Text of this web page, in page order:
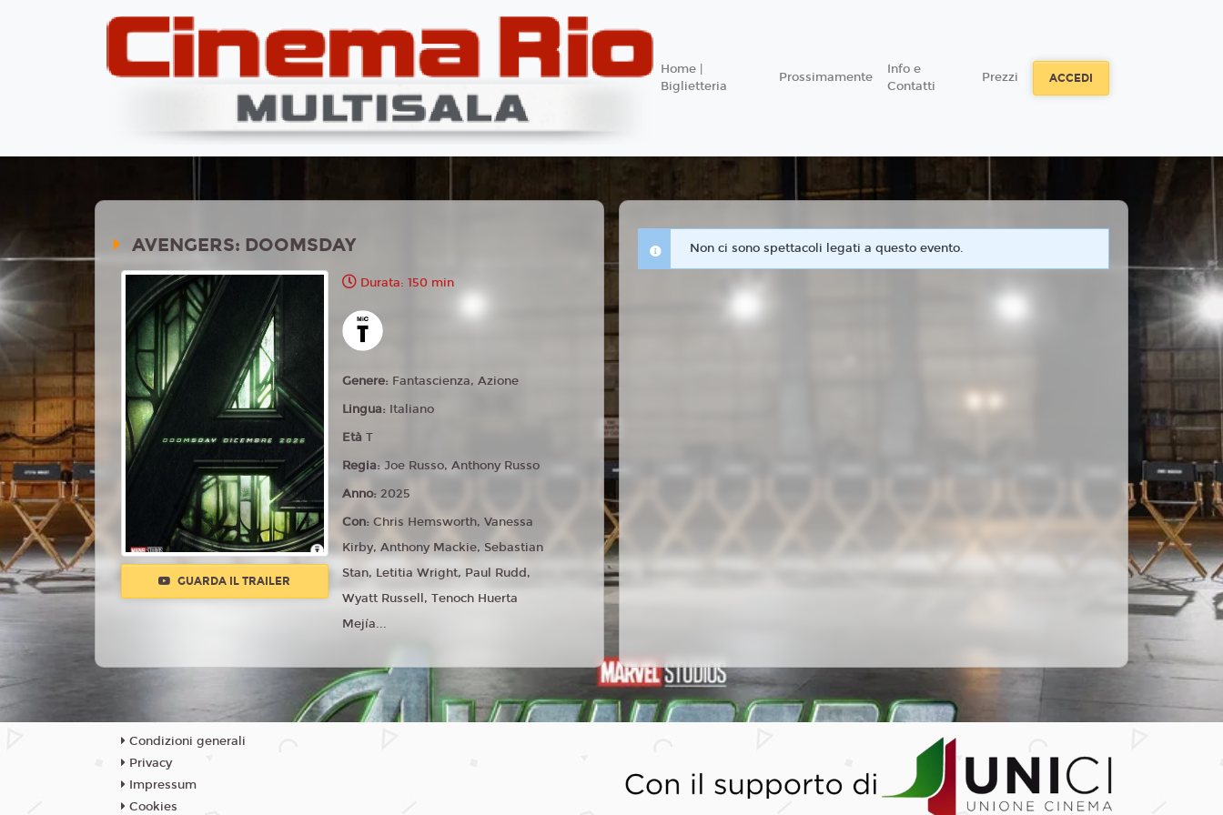
Home |
Biglietteria
Prossimamente
Info e
Contatti
Prezzi ACCEDI
AVENGERS: DOOMSDAY
GUARDA IL TRAILER
Durata: 150 min
Genere: Fantascienza, Azione
Lingua: Italiano
EtàT
Regia: Joe Russo, Anthony Russo
Anno:2025
Con:Chris Hemsworth, Vanessa
Kirby, Anthony Mackie, Sebastian
Stan, Letitia Wright, Paul Rudd,
Wyatt Russell, Tenoch Huerta
Mejía...
Non ci sono spettacoli legati a questo evento.
Condizioni generali
Privacy
Impressum
Cookies